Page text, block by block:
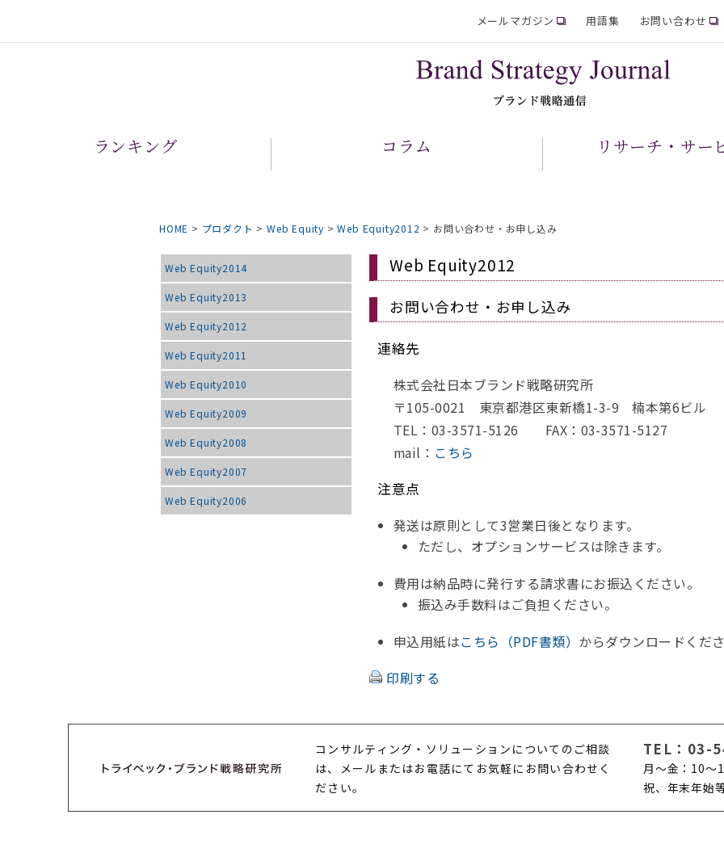
メールマガジン 用語集 お問い合わせ
ランキング コラム リサーチ・サー
HOME > プロダクト >Web Equity >Web Equity2012 > お問い合わせ・お申し込み
Web Equity2014
Web Equity2013
Web Equity2012
Web Equity2011
Web Equity2010
Web Equity2009
Web Equity2008
Web Equity2007
Web Equity2006
Web Equity2012
お問い合わせ・お申し込み
連絡先
株式会社日本ブランド戦略研究所
〒105-0021 東京都港区東新橋1-3-9 楠本第6ビル
TEL：03-3571-5126 FAX：03-3571-5127
mail： こちら
注意点
発送は原則として3営業日後となります。
ただし、オプションサービスは除きます。
費用は納品時に発行する請求書にお振込ください。
振込み手数料はご負担ください。
申込用紙はこちら（PDF書類） からダウンロードくだ
印刷する
コンサルティング・ソリューションについてのご相談
は、メールまたはお電話にてお気軽にお問い合わせく
ださい。
TEL： 03-
月〜金：10〜
祝、年末年始